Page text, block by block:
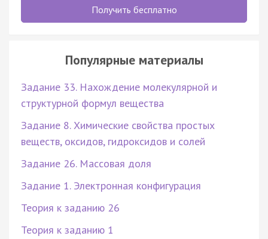
Получить бесплатно
Популярные материалы
Задание 33. Нахождение молекулярной и
структурной формул вещества
Задание 8. Химические свойства простых
веществ, оксидов, гидроксидов и солей
Задание 26. Массовая доля
Задание 1. Электронная конфигурация
Теория к заданию 26
Теория к заданию 1